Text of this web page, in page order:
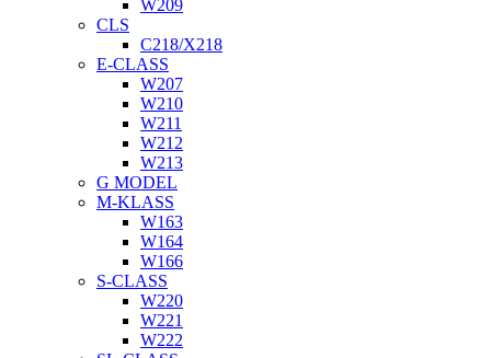
W209
CLS
C218/X218
E-CLASS
W207
W210
W211
W212
W213
G MODEL
M-KLASS
W163
W164
W166
S-CLASS
W220
W221
W222